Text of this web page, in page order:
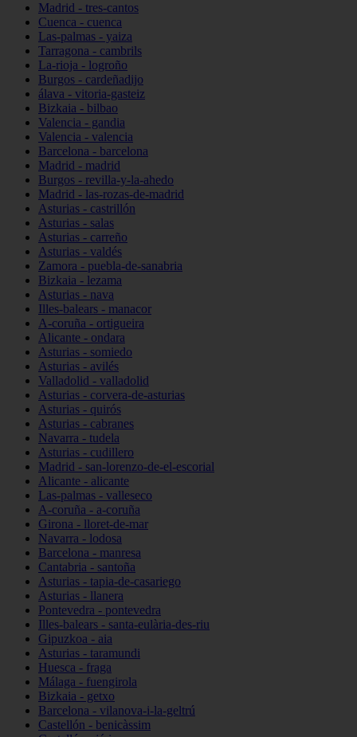
Madrid - tres-cantos
Cuenca - cuenca
Las-palmas - yaiza
Tarragona - cambrils
La-rioja - logroño
Burgos - cardeñadijo
álava - vitoria-gasteiz
Bizkaia - bilbao
Valencia - gandia
Valencia - valencia
Barcelona - barcelona
Madrid - madrid
Burgos - revilla-y-la-ahedo
Madrid - las-rozas-de-madrid
Asturias - castrillón
Asturias - salas
Asturias - carreño
Asturias - valdés
Zamora - puebla-de-sanabria
Bizkaia - lezama
Asturias - nava
Illes-balears - manacor
A-coruña - ortigueira
Alicante - ondara
Asturias - somiedo
Asturias - avilés
Valladolid - valladolid
Asturias - corvera-de-asturias
Asturias - quirós
Asturias - cabranes
Navarra - tudela
Asturias - cudillero
Madrid - san-lorenzo-de-el-escorial
Alicante - alicante
Las-palmas - valleseco
A-coruña - a-coruña
Girona - lloret-de-mar
Navarra - lodosa
Barcelona - manresa
Cantabria - santoña
Asturias - tapia-de-casariego
Asturias - llanera
Pontevedra - pontevedra
Illes-balears - santa-eulària-des-riu
Gipuzkoa - aia
Asturias - taramundi
Huesca - fraga
Málaga - fuengirola
Bizkaia - getxo
Barcelona - vilanova-i-la-geltrú
Castellón - benicàssim